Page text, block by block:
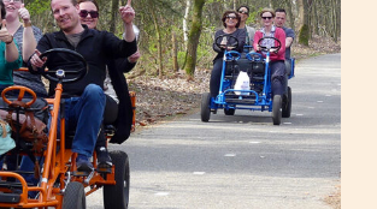
KWARTIERKE